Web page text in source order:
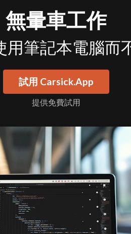
無暈車工作
用筆記本電腦而
試用 Carsick.App
提供免費試用